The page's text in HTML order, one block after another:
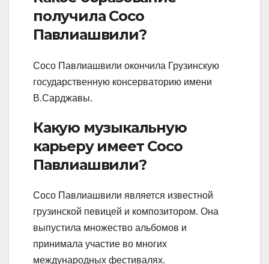
получила Сосо
Павлиашвили?
Сосо Павлиашвили окончила Грузинскую
государственную консерваторию имени
В.Сарджавы.
Какую музыкальную
карьеру имеет Сосо
Павлиашвили?
Сосо Павлиашвили является известной
грузинской певицей и композитором. Она
выпустила множество альбомов и
принимала участие во многих
международных фестивалях.